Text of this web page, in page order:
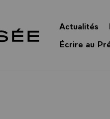
Actualités
Écrire au